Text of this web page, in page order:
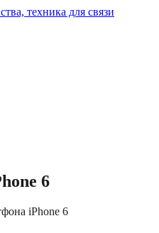
6
iPhone 6